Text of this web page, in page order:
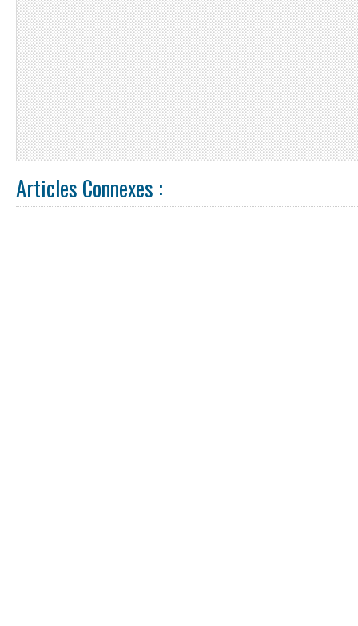
Articles Connexes :